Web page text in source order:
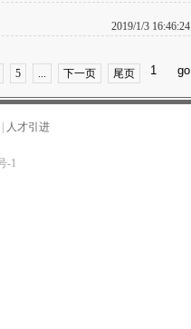
2019/1/3 16:46:24
5 ... 下一页 尾页
人才引进
-1